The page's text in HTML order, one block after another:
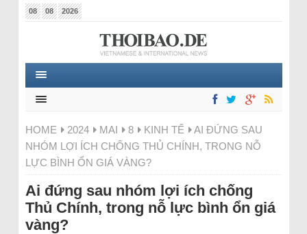
08 08 2026
HOME 2024 MAI 8 KINH TẾ
AI ĐỨNG SAU
NHÓM LỢI ÍCH CHỐNG THỦ CHÍNH, TRONG NỖ
LỰC BÌNH ỔN GIÁ VÀNG?
Ai đứng sau nhóm lợi ích chống
Thủ Chính, trong nỗ lực bình ổn giá
vàng?